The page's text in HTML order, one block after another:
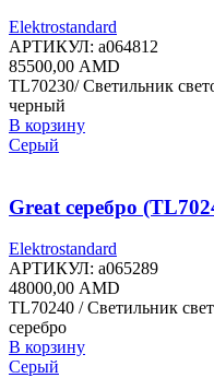
Elektrostandard
АРТИКУЛ: a064812
85500,00 AMD
TL70230/ Светильник
черный
В корзину
Серый
Great серебро
Elektrostandard
АРТИКУЛ: a065289
48000,00 AMD
TL70240 / Светильник
серебро
В корзину
Серый